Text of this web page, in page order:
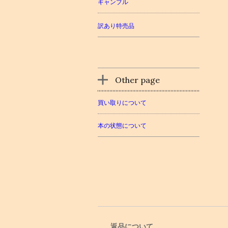
ギャンブル
訳あり特売品
Other page
買い取りについて
本の状態について